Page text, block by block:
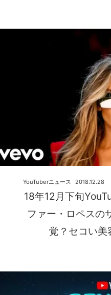
18年12月下旬
ファー・ロペスの
覚？セコい
2018.12.28
YouTuberニュース